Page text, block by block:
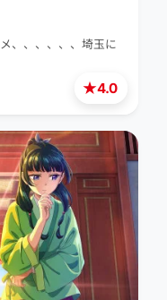
★4.0
、、、、、、埼玉に